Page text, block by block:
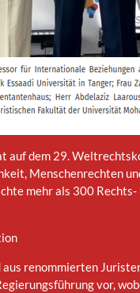
auf dem 29.
Menschenrechten
mehr als 300
renommierten
vor,